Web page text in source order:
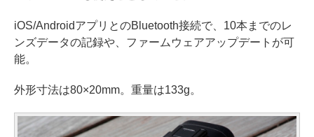
iOS/AndroidアプリとのBluetooth接続で、10本までのレ
ンズデータの記録や、ファームウェアアップデートが可
能。
外形寸法は80×20mm。重量は133g。